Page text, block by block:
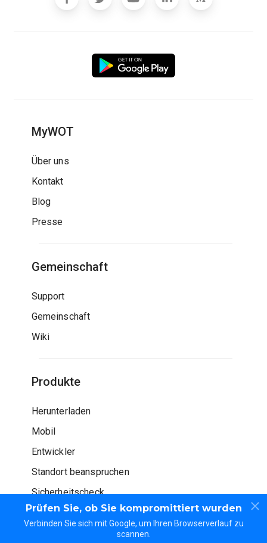
Prüfen Sie, ob Sie kompromittiert wurden
Verbinden Sie sich mit Google, um Ihren Browserverlauf zu
scannen.
MyWOT
Über uns
Kontakt
Blog
Presse
Gemeinschaft
Support
Gemeinschaft
Wiki
Produkte
Herunterladen
Mobil
Entwickler
Standort beanspruchen
Sicherheitscheck